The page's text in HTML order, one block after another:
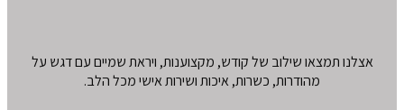
אצלנו תמצאו שילוב של קודש, מקצוענות, ויראת שמיים עם דגש על
מהודרות, כשרות, איכות ושירות אישי מכל הלב.